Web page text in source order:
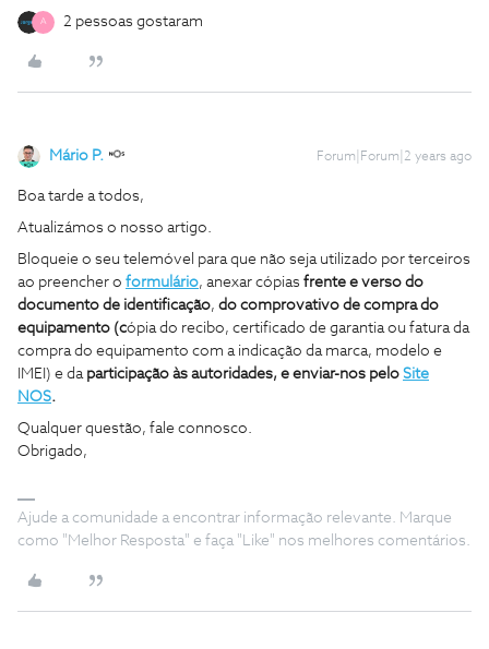
A 2 pessoas gostaram
Mário P. Forum|Forum|2 years ago
Boa tarde a todos,
Atualizámos o nosso artigo.
Bloqueie o seu telemóvel para que não seja utilizado por terceiros
ao preencher o formulário, anexar cópias frente e verso do
documento de identificação, do comprovativo de compra do
equipamento (cópia do recibo, certificado de garantia ou fatura da
compra do equipamento com a indicação da marca, modelo e
IMEI) e da participação às autoridades, e enviar-nos pelo Site
NOS.
Qualquer questão, fale connosco.
Obrigado,
Ajude a comunidade a encontrar informação relevante. Marque
como "Melhor Resposta" e faça "Like" nos melhores comentários.